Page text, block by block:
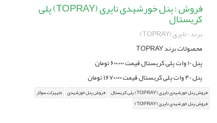
فروش : پنل خورشیدی تاپری (TOPRAY) پلی
کریستال
برند : تاپری (TOPRAY)
محصولات برند TOPRAY
پنل 10 وات پلی کریستال قیمت ۶۰۰,۰۰۰ تومان
پنل 40 وات پلی کریستال قیمت ۱,۶۷۰,۰۰۰ تومان
فروش پنل خورشیدی تاپری (TOPRAY) پلی کریستال فروش پنل خورشیدی تجهیزات سولار
فروش پنل خورشیدی تاپری (TOPRAY)